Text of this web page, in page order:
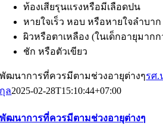
ท้องเสียรุนแรงหรือมีเลือดปน
หายใจเร็ว หอบ หรือหายใจลำบาก
ผิวหรือตาเหลือง (ในเด็กอายุมาก
ชัก หรือตัวเขียว
พัฒนาการที่ควรมีตามช่วงอายุต่างๆรศ.
กุล2025-02-28T15:10:44+07:00
พัฒนาการที่ควรมีตามช่วงอายุต่างๆ